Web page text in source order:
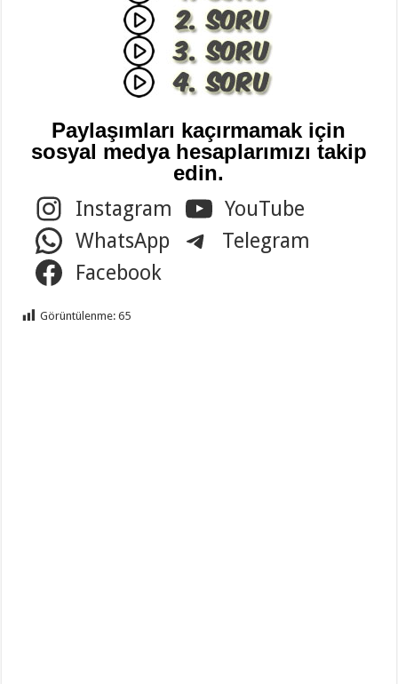
Paylaşımları kaçırmamak için
sosyal medya hesaplarımızı takip
edin.
Instagram
YouTube
WhatsApp
Telegram
Facebook
Görüntülenme: 65